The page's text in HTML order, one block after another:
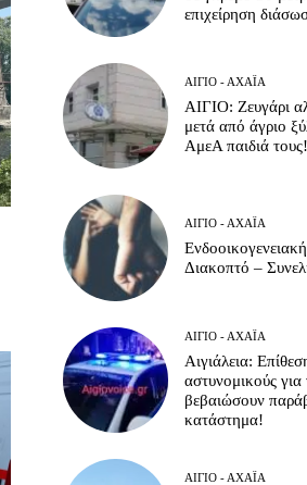
επιχείρηση
ΑΊΓΙΟ - ΑΧΑΪ́Α
ΑΙΓΙΟ: Ζευγάρι
μετά από άγριο
ΑμεΑ παιδιά τους!
ΑΊΓΙΟ - ΑΧΑΪ́Α
Διακοπτό –
ΑΊΓΙΟ - ΑΧΑΪ́Α
Αιγιάλεια:
αστυνομικούς
βεβαιώσουν
κατάστημα!
ΑΊΓΙΟ - ΑΧΑΪ́Α